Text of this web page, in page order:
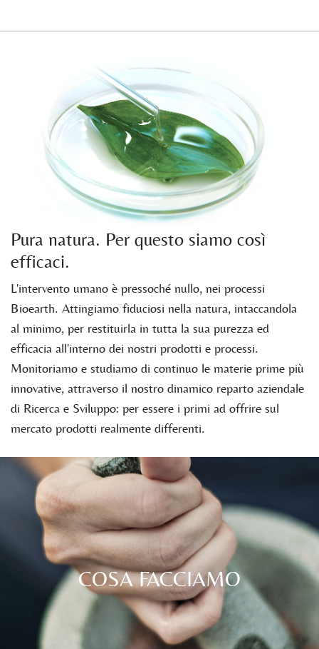
Pura natura. Per questo siamo così
efficaci.
L'intervento umano è pressoché nullo, nei processi
Bioearth. Attingiamo fiduciosi nella natura, intaccandola
al minimo, per restituirla in tutta la sua purezza ed
efficacia all'interno dei nostri prodotti e processi.
Monitoriamo e studiamo di continuo le materie prime più
innovative, attraverso il nostro dinamico reparto aziendale
di Ricerca e Sviluppo: per essere i primi ad offrire sul
mercato prodotti realmente differenti.
COSA FACCIAMO